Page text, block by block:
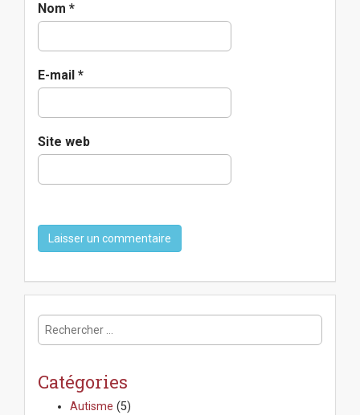
Nom *
E-mail *
Site web
R
e
Catégories
Autisme (5)